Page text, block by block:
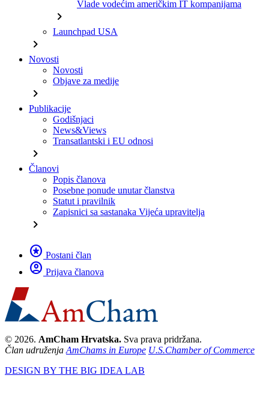
Vlade vodećim američkim IT kompanijama
chevron_right
Launchpad USA
chevron_right
Novosti
Novosti
Objave za medije
chevron_right
Publikacije
Godišnjaci
News&Views
Transatlantski i EU odnosi
chevron_right
Članovi
Popis članova
Posebne ponude unutar članstva
Statut i pravilnik
Zapisnici sa sastanaka Vijeća upravitelja
chevron_right
stars Postani član
account_circle Prijava članova
© 2026. AmCham Hrvatska. Sva prava pridržana.
Član udruženja AmChams in Europe U.S.Chamber of Commerce
DESIGN BY THE BIG IDEA LAB